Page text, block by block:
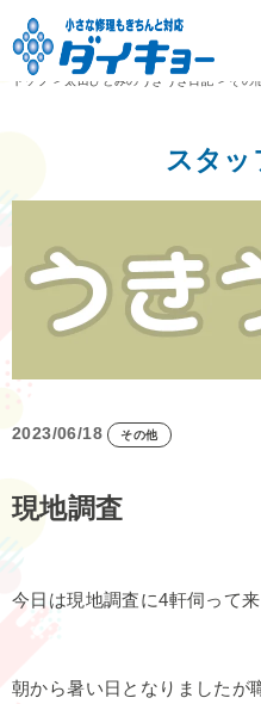
トップ
> 太田ひとみのうきうき日記 > その
スタッ
2023/06/18 その他
現地調査
今日は現地調査に4軒伺って来
朝から暑い日となりましたが